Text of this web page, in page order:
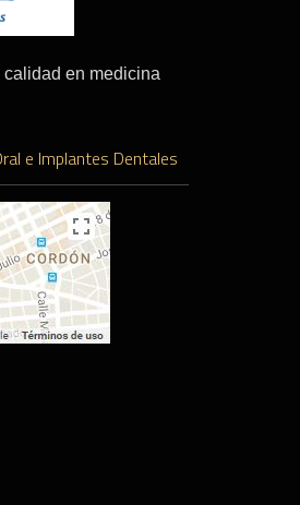
calidad en medicina
e Implantes Dentales